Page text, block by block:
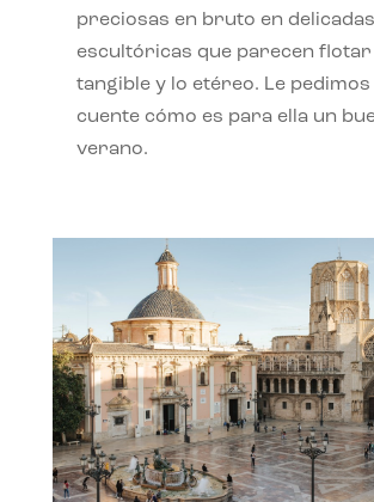
preciosas en bruto en
escultóricas que parecen
tangible y lo etéreo. Le pedimos
cuente cómo es para ella un
verano.